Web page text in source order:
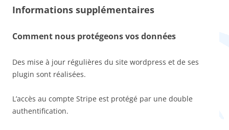
Informations supplémentaires
Comment nous protégeons vos données
Des mise à jour régulières du site wordpress et de ses
plugin sont réalisées.
L’accès au compte Stripe est protégé par une double
authentification.